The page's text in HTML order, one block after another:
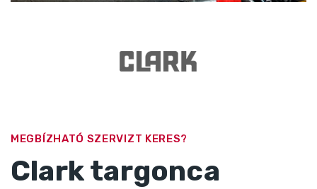
MEGBÍZHATÓ SZERVIZT KERES?
Clark targonca